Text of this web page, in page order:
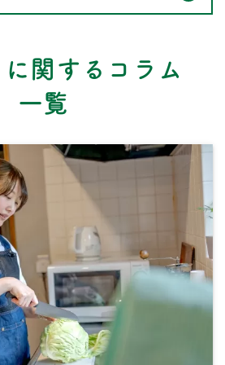
に関するコラム
一覧